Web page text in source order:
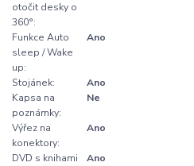
otočit desky o
360°:
Funkce Auto
sleep / Wake
up:
Ano
Stojánek:
Ano
Kapsa na
poznámky:
Ne
Výřez na
konektory:
Ano
DVD s knihami
Ano